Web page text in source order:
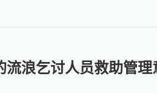
流浪乞讨人员救助管理